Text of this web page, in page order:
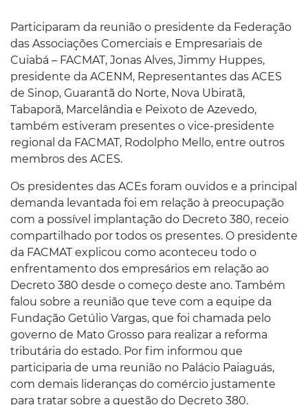
Participaram da reunião o presidente da Federação
das Associações Comerciais e Empresariais de
Cuiabá – FACMAT, Jonas Alves, Jimmy Huppes,
presidente da ACENM, Representantes das ACES
de Sinop, Guarantã do Norte, Nova Ubiratã,
Tabaporã, Marcelândia e Peixoto de Azevedo,
também estiveram presentes o vice-presidente
regional da FACMAT, Rodolpho Mello, entre outros
membros des ACES.
Os presidentes das ACEs foram ouvidos e a principal
demanda levantada foi em relação à preocupação
com a possível implantação do Decreto 380, receio
compartilhado por todos os presentes. O presidente
da FACMAT explicou como aconteceu todo o
enfrentamento dos empresários em relação ao
Decreto 380 desde o começo deste ano. Também
falou sobre a reunião que teve com a equipe da
Fundação Getúlio Vargas, que foi chamada pelo
governo de Mato Grosso para realizar a reforma
tributária do estado. Por fim informou que
participaria de uma reunião no Palácio Paiaguás,
com demais lideranças do comércio justamente
para tratar sobre a questão do Decreto 380.